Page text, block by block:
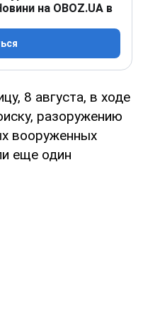
на OBOZ.UA в
8 августа, в ходе
разоружению
вооруженных
еще один